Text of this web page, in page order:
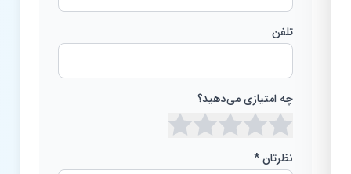
تلفن
چه امتیازی می‌دهید؟
نظرتان *